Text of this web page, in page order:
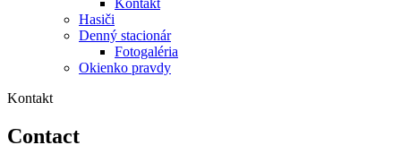
Kontakt
Hasiči
Denný stacionár
Fotogaléria
Okienko pravdy
Kontakt
Contact